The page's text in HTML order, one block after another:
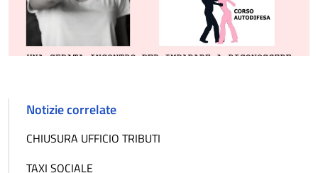
Notizie correlate
CHIUSURA UFFICIO TRIBUTI
TAXI SOCIALE